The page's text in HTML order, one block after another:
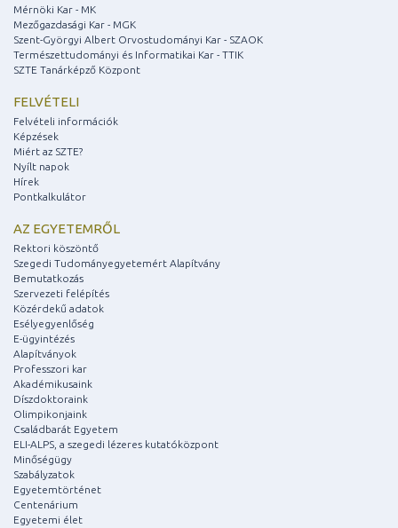
Mérnöki Kar - MK
Mezőgazdasági Kar - MGK
Szent-Györgyi Albert Orvostudományi Kar - SZAOK
Természettudományi és Informatikai Kar - TTIK
SZTE Tanárképző Központ
FELVÉTELI
Felvételi információk
Képzések
Miért az SZTE?
Nyílt napok
Hírek
Pontkalkulátor
AZ EGYETEMRŐL
Rektori köszöntő
Szegedi Tudományegyetemért Alapítvány
Bemutatkozás
Szervezeti felépítés
Közérdekű adatok
Esélyegyenlőség
E-ügyintézés
Alapítványok
Professzori kar
Akadémikusaink
Díszdoktoraink
Olimpikonjaink
Családbarát Egyetem
ELI-ALPS, a szegedi lézeres kutatóközpont
Minőségügy
Szabályzatok
Egyetemtörténet
Centenárium
Egyetemi élet